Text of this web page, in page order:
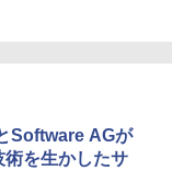
Software AGが
を生かしたサ